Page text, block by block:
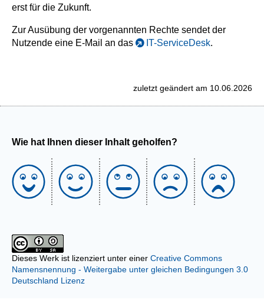
erst für die Zukunft.
Zur Ausübung der vorgenannten Rechte sendet der
Nutzende eine E-Mail an das
IT-ServiceDesk.
zuletzt geändert am 10.06.2026
Wie hat Ihnen dieser Inhalt geholfen?
Dieses Werk ist lizenziert unter einer Creative Commons
Namensnennung - Weitergabe unter gleichen Bedingungen 3.0
Deutschland Lizenz